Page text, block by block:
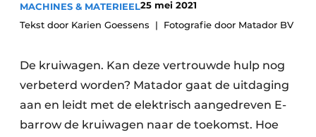
Vacatures
Video’s
MACHINES & MATERIEEL25 mei 2021
Tekst door Karien Goessens
Fotografie door Matador BV
De kruiwagen. Kan deze vertrouwde hulp nog
verbeterd worden? Matador gaat de uitdaging
aan en leidt met de elektrisch aangedreven E-
barrow de kruiwagen naar de toekomst. Hoe